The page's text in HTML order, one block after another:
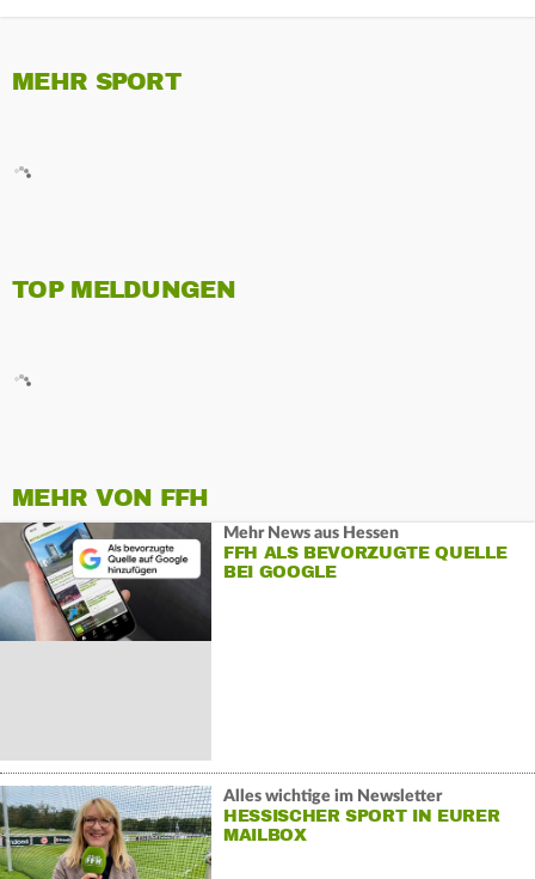
MEHR SPORT
TOP MELDUNGEN
MEHR VON FFH
Mehr News aus Hessen
FFH ALS BEVORZUGTE QUELLE
BEI GOOGLE
Alles wichtige im Newsletter
HESSISCHER SPORT IN EURER
MAILBOX